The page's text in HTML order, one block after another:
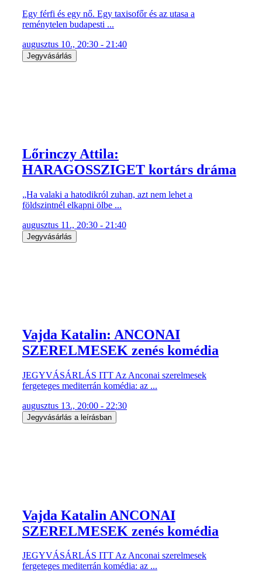
Egy férfi és egy nő. Egy taxisofőr és az utasa a
reménytelen budapesti ...
augusztus 10., 20:30 - 21:40
Jegyvásárlás
Lőrinczy Attila:
HARAGOSSZIGET kortárs dráma
„Ha valaki a hatodikról zuhan, azt nem lehet a
földszintnél elkapni ölbe ...
augusztus 11., 20:30 - 21:40
Jegyvásárlás
Vajda Katalin: ANCONAI
SZERELMESEK zenés komédia
JEGYVÁSÁRLÁS ITT Az Anconai szerelmesek
fergeteges mediterrán komédia: az ...
augusztus 13., 20:00 - 22:30
Jegyvásárlás a leírásban
Vajda Katalin ANCONAI
SZERELMESEK zenés komédia
JEGYVÁSÁRLÁS ITT Az Anconai szerelmesek
fergeteges mediterrán komédia: az ...